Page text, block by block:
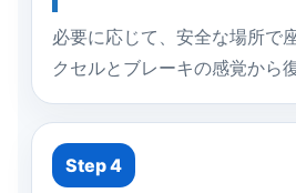
必要に応じて、安全な場所で
クセルとブレーキの感覚から
Step 4